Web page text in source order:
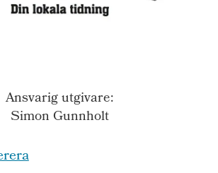
Ansvarig utgivare:
Simon Gunnholt